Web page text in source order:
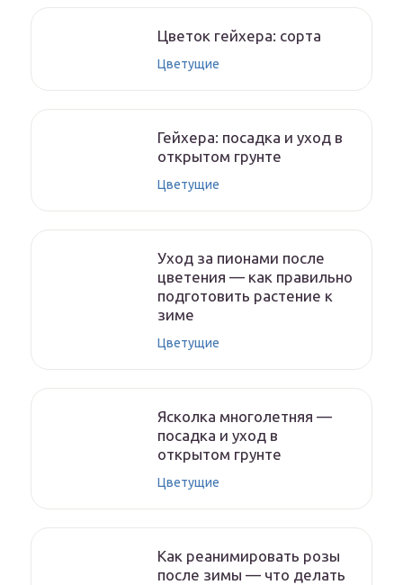
Цветок гейхера: сорта
Цветущие
Гейхера: посадка и уход в
открытом грунте
Цветущие
Уход за пионами после
цветения — как правильно
подготовить растение к
зиме
Цветущие
Ясколка многолетняя —
посадка и уход в
открытом грунте
Цветущие
Как реанимировать розы
после зимы — что делать